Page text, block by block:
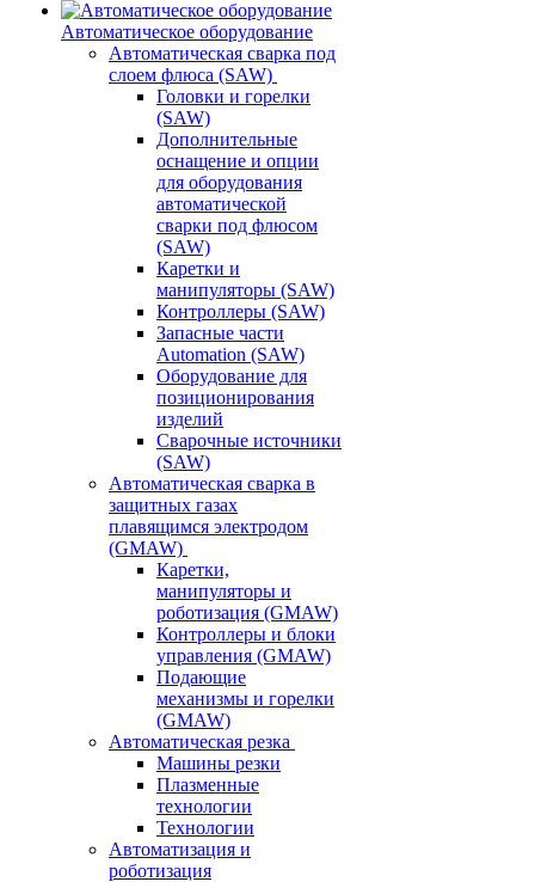
Автоматическое оборудование
Автоматическая сварка под
слоем флюса (SAW)
Головки и горелки
(SAW)
Дополнительные
оснащение и опции
для оборудования
автоматической
сварки под флюсом
(SAW)
Каретки и
манипуляторы (SAW)
Контроллеры (SAW)
Запасные части
Automation (SAW)
Оборудование для
позиционирования
изделий
Сварочные источники
(SAW)
Автоматическая сварка в
защитных газах
плавящимся электродом
(GMAW)
Каретки,
манипуляторы и
роботизация (GMAW)
Контроллеры и блоки
управления (GMAW)
Подающие
механизмы и горелки
(GMAW)
Автоматическая резка
Машины резки
Плазменные
технологии
Технологии
Автоматизация и
роботизация